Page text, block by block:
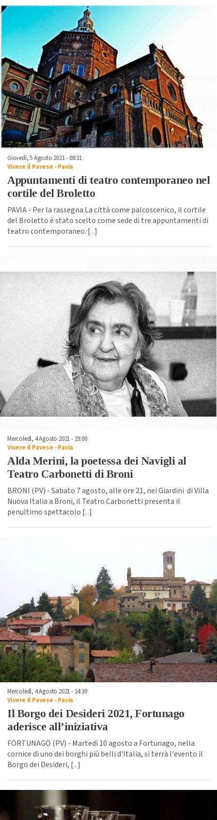
Giovedì, 5 Agosto 2021 - 08:31
Vivere il Pavese -Pavia
Appuntamenti di teatro contemporaneo nel
cortile del Broletto
PAVIA - Per la rassegna La città come palcoscenico, il cortile
del Broletto è stato scelto come sede di tre appuntamenti di
teatro contemporaneo. [...]
Mercoledì, 4 Agosto 2021 - 19:00
Vivere il Pavese -Pavia
Alda Merini, la poetessa dei Navigli al
Teatro Carbonetti di Broni
BRONI (PV) - Sabato 7 agosto, alle ore 21, nei Giardini di Villa
Nuova Italia a Broni, il Teatro Carbonetti presenta il
penultimo spettacolo [...]
Mercoledì, 4 Agosto 2021 - 14:30
Vivere il Pavese -Pavia
Il Borgo dei Desideri 2021, Fortunago
aderisce all’iniziativa
FORTUNAGO (PV) - Martedì 10 agosto a Fortunago, nella
cornice di uno dei borghi più belli d'Italia, si terrà l'evento il
Borgo dei Desideri, [...]